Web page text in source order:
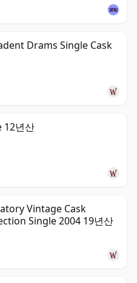
Drams Single Cask
12년산
Vintage Cask
Single 2004 19년산